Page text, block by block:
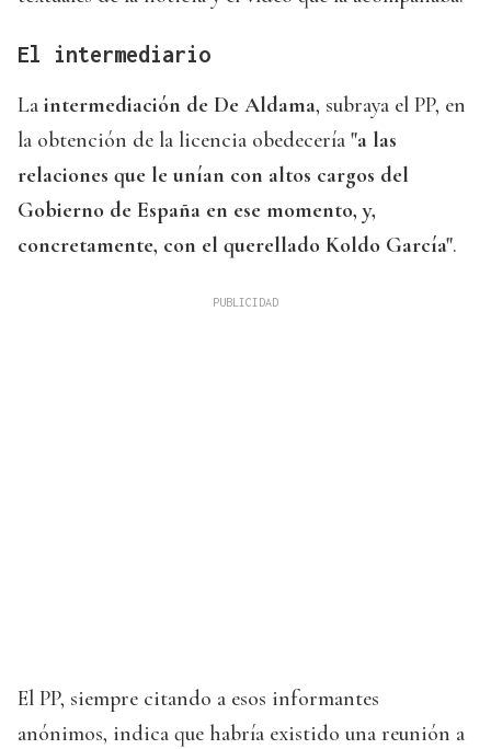
El intermediario
La intermediación de De Aldama, subraya el PP, en
la obtención de la licencia obedecería "a las
relaciones que le unían con altos cargos del
Gobierno de España en ese momento, y,
concretamente, con el querellado Koldo García".
El PP, siempre citando a esos informantes
anónimos, indica que habría existido una reunión a